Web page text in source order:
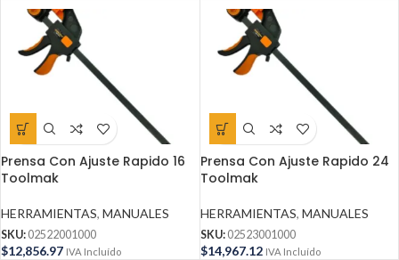
Prensa Con Ajuste Rapido 16
Toolmak
HERRAMIENTAS, MANUALES
SKU: 02522001000
$12,856.97 IVA Incluído
Prensa Con Ajuste Rapido 24
Toolmak
HERRAMIENTAS, MANUALES
SKU: 02523001000
$14,967.12 IVA Incluído